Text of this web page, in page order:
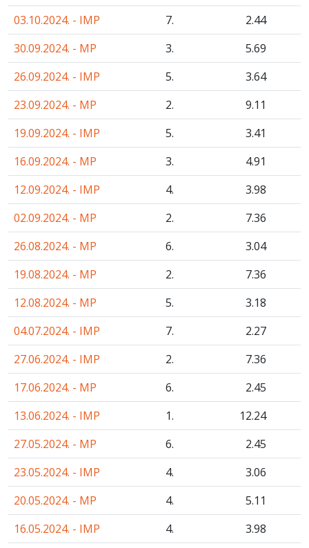
03.10.2024. - IMP
7. 2.44
30.09.2024. - MP
3. 5.69
26.09.2024. - IMP
5. 3.64
23.09.2024. - MP
2. 9.11
19.09.2024. - IMP
5. 3.41
16.09.2024. - MP
3. 4.91
12.09.2024. - IMP
4. 3.98
02.09.2024. - MP
2. 7.36
26.08.2024. - MP
6. 3.04
19.08.2024. - MP
2. 7.36
12.08.2024. - MP
5. 3.18
04.07.2024. - IMP
7. 2.27
27.06.2024. - IMP
2. 7.36
17.06.2024. - MP
6. 2.45
13.06.2024. - IMP
1. 12.24
27.05.2024. - MP
6. 2.45
23.05.2024. - IMP
4. 3.06
20.05.2024. - MP
4. 5.11
16.05.2024. - IMP
4. 3.98